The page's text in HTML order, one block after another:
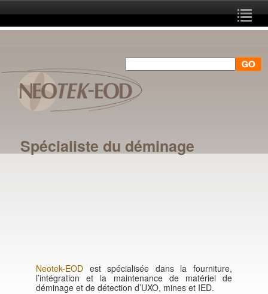
Spécialiste du déminage
Neotek-EOD est spécialisée dans la fourniture,
l’intégration et la maintenance de matériel de
déminage et de détection d’UXO, mines et IED.